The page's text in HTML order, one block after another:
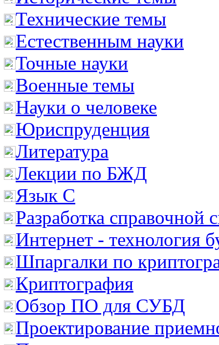
Технические темы
Естественным науки
Точные науки
Военные темы
Науки о человеке
Юриспруденция
Литература
Лекции по БЖД
Язык С
Разработка справочной
Интернет - технология
Шпаргалки по
Криптография
Обзор ПО для СУБД
Проектирование